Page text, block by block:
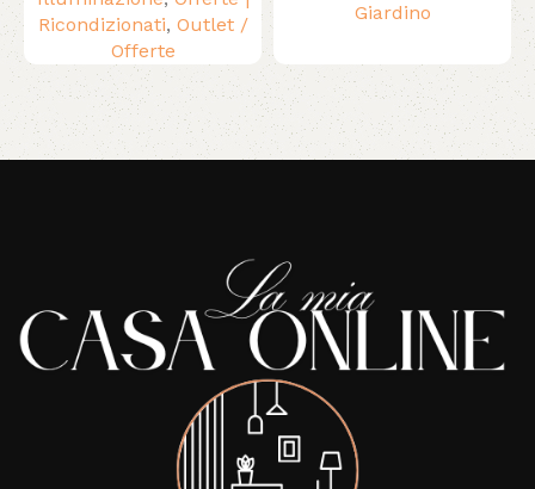
Ricondizionati, Outlet /
Offerte
Giardino
Read More